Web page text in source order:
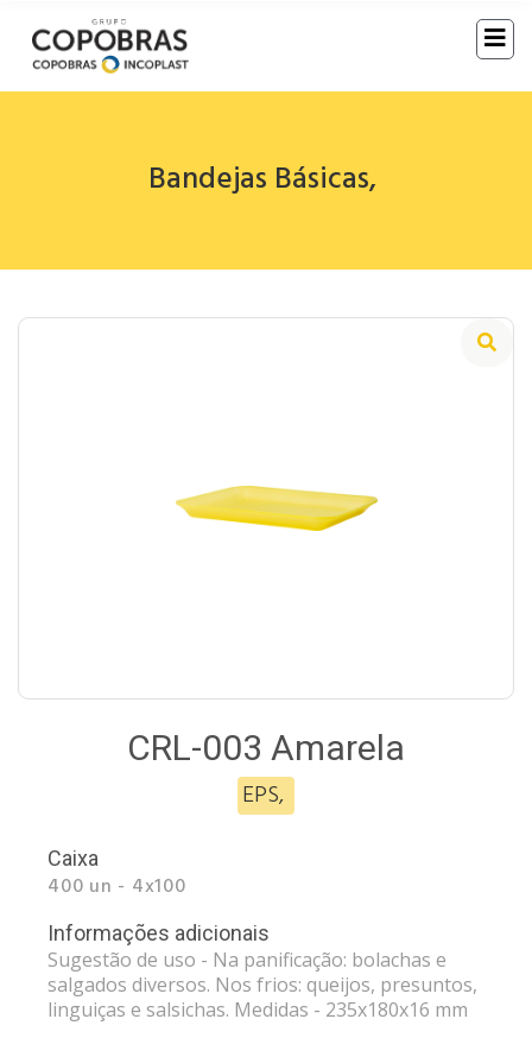
Bandejas Básicas,
CRL-003 Amarela
EPS,
Caixa
400 un - 4x100
Informações adicionais
Sugestão de uso - Na panificação: bolachas e
salgados diversos. Nos frios: queijos, presuntos,
linguiças e salsichas. Medidas - 235x180x16 mm